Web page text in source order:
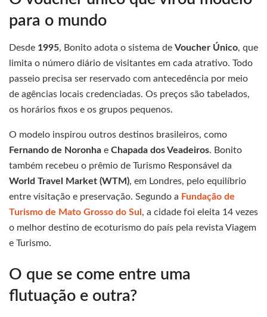
para o mundo
Desde 1995, Bonito adota o sistema de Voucher Único, que
limita o número diário de visitantes em cada atrativo. Todo
passeio precisa ser reservado com antecedência por meio
de agências locais credenciadas. Os preços são tabelados,
os horários fixos e os grupos pequenos.
O modelo inspirou outros destinos brasileiros, como
Fernando de Noronha e Chapada dos Veadeiros. Bonito
também recebeu o prêmio de Turismo Responsável da
World Travel Market (WTM), em Londres, pelo equilíbrio
entre visitação e preservação. Segundo a Fundação de
Turismo de Mato Grosso do Sul, a cidade foi eleita 14 vezes
o melhor destino de ecoturismo do país pela revista Viagem
e Turismo.
O que se come entre uma
flutuação e outra?